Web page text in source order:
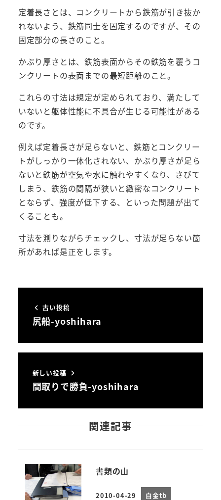
定着長さとは、コンクリートから鉄筋が引き抜か
れないよう、鉄筋同士を固定するのですが、その
固定部分の長さのこと。
かぶり厚さとは、鉄筋表面からその鉄筋を覆うコ
ンクリートの表面までの最短距離のこと。
これらの寸法は規定が定められており、満たして
いないと躯体性能に不具合が生じる可能性がある
のです。
例えば定着長さが足らないと、鉄筋とコンクリー
トがしっかり一体化されない、かぶり厚さが足ら
ないと鉄筋が空気や水に触れやすくなり、さびて
しまう、鉄筋の間隔が狭いと緻密なコンクリート
とならず、強度が低下する、といった問題が出て
くることも。
寸法を測りながらチェックし、寸法が足らない箇
所があれば是正をします。
古い投稿
尻船-yoshihara
新しい投稿
間取りで勝負-yoshihara
関連記事
書類の山
2010-04-29 白金tb